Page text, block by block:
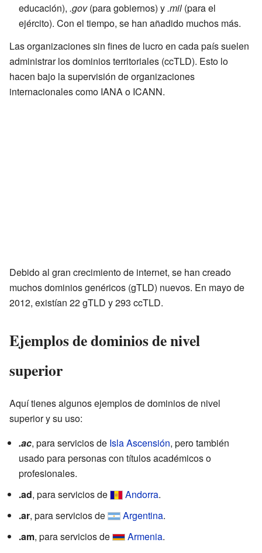
educación), .gov(para gobiernos) y.mil (para el
ejército). Con el tiempo, se han añadido muchos más.
Las organizaciones sin fines de lucro en cada país suelen
administrar los dominios territoriales (ccTLD). Esto lo
hacen bajo la supervisión de organizaciones
internacionales como IANA o ICANN.
Debido al gran crecimiento de internet, se han creado
muchos dominios genéricos (gTLD) nuevos. En mayo de
2012, existían 22 gTLD y 293 ccTLD.
Ejemplos de dominios de nivel
superior
Aquí tienes algunos ejemplos de dominios de nivel
superior y su uso:
.ac, para servicios de Isla Ascensión, pero también
usado para personas con títulos académicos o
profesionales.
.ad, para servicios de Andorra.
.ar, para servicios de Argentina.
.am, para servicios de Armenia.